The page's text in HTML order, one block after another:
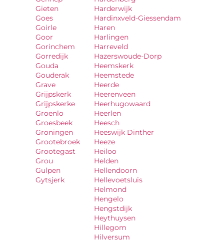
Gieten
Goes
Goirle
Goor
Gorinchem
Gorredijk
Gouda
Gouderak
Grave
Grijpskerk
Grijpskerke
Groenlo
Groesbeek
Groningen
Grootebroek
Grootegast
Grou
Gulpen
Gytsjerk
Harderwijk
Hardinxveld-Giessendam
Haren
Harlingen
Harreveld
Hazerswoude-Dorp
Heemskerk
Heemstede
Heerde
Heerenveen
Heerhugowaard
Heerlen
Heesch
Heeswijk Dinther
Heeze
Heiloo
Helden
Hellendoorn
Hellevoetsluis
Helmond
Hengelo
Hengstdijk
Heythuysen
Hillegom
Hilversum